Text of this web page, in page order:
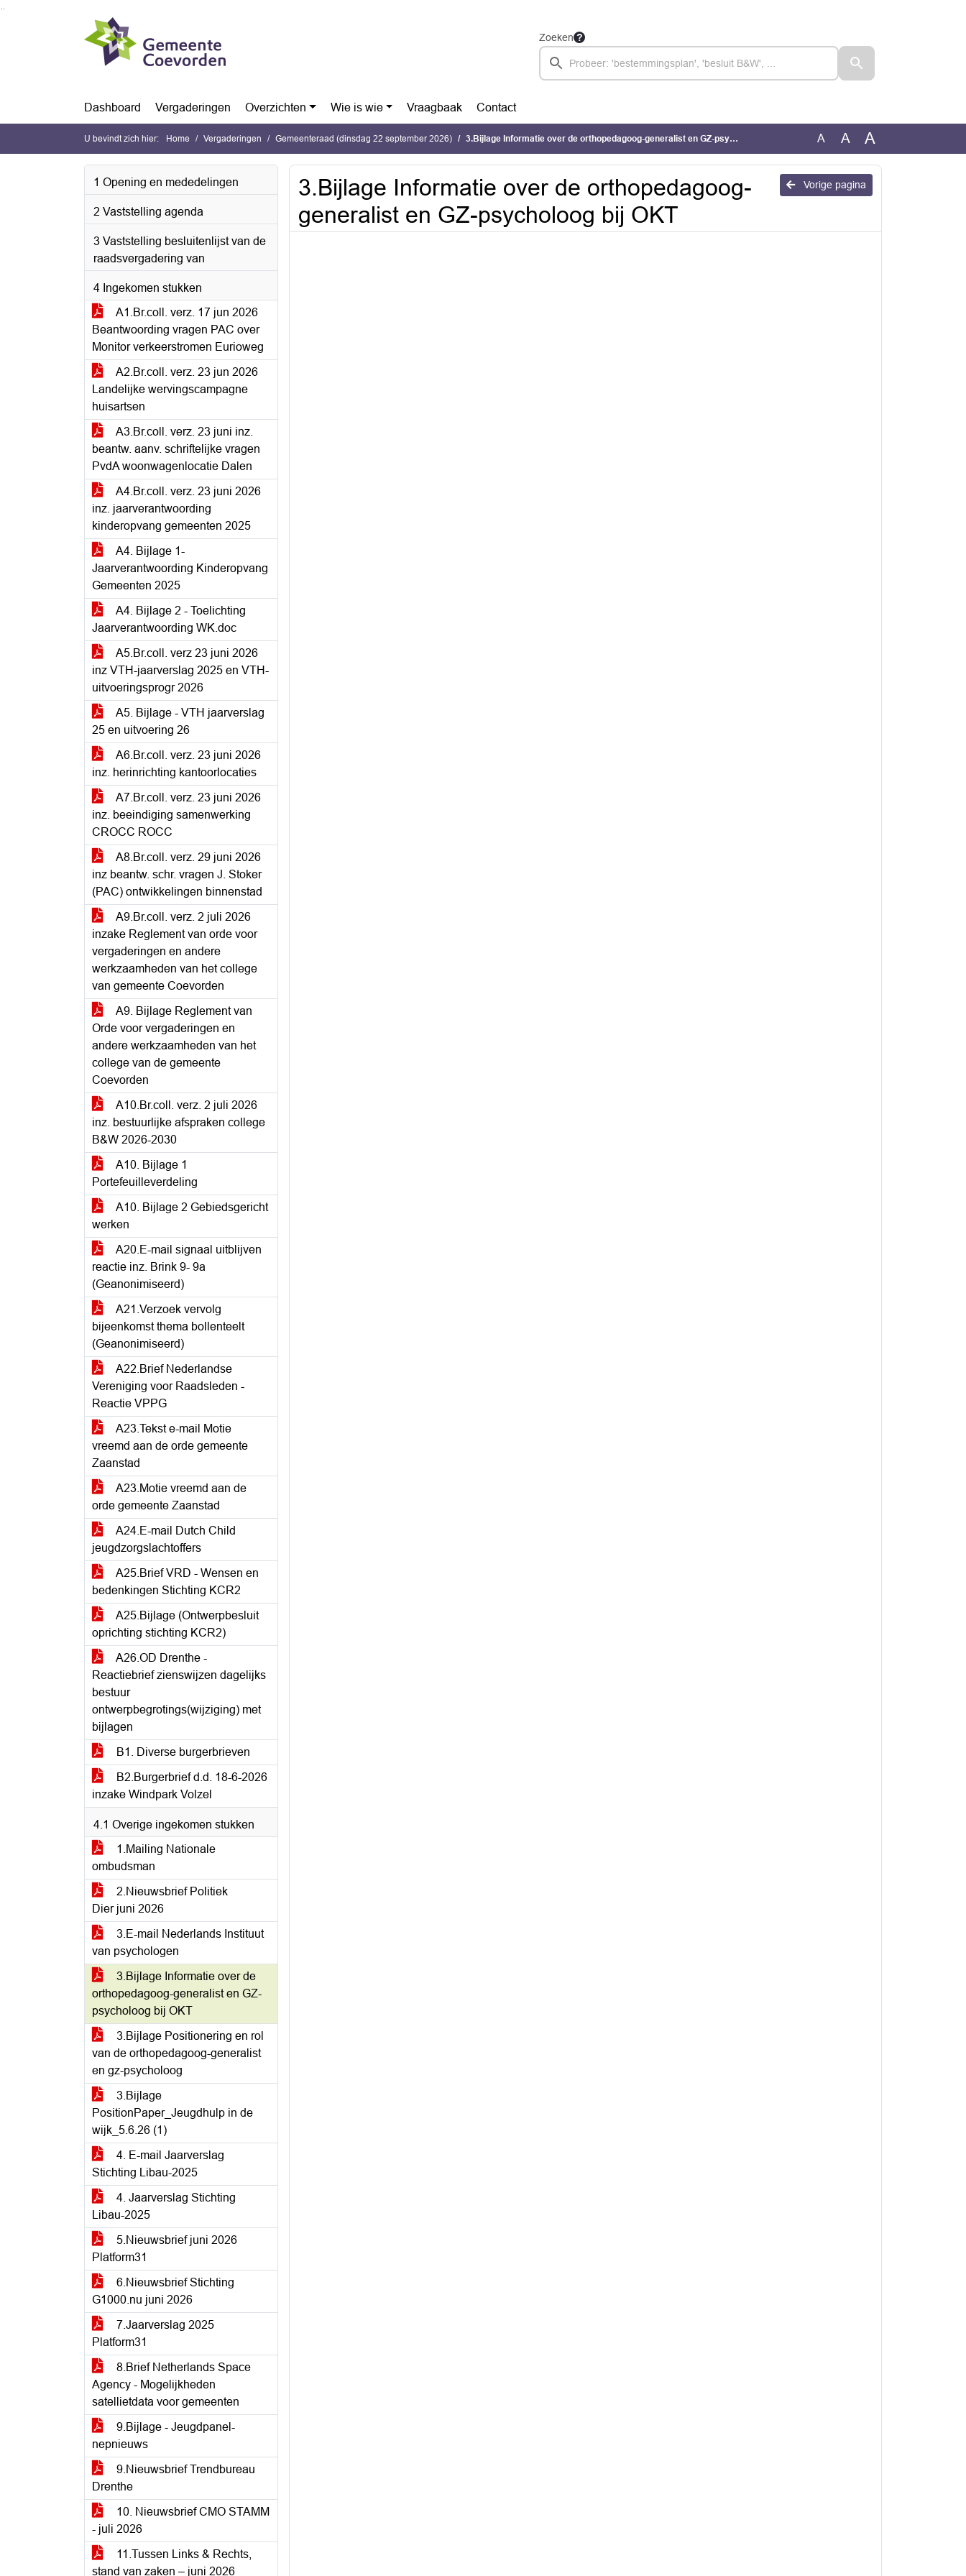
Ga naar de inhoud van deze pagina
Ga naar het zoeken
Ga naar het menu
Zoeken
Dashboard Vergaderingen Overzichten Wie is wie Vraagbaak Contact
U bevindt zich hier: Home Vergaderingen Gemeenteraad (dinsdag 22 september 2026) 3.Bijlage Informatie over de orthopedagoog-generalist en GZ-psycholoog bij OKT A A A
1 Opening en mededelingen
2 Vaststelling agenda
3 Vaststelling besluitenlijst van de
raadsvergadering van
4 Ingekomen stukken
A1.Br.coll. verz. 17 jun 2026
Beantwoording vragen PAC over
Monitor verkeerstromen Eurioweg
A2.Br.coll. verz. 23 jun 2026
Landelijke wervingscampagne
huisartsen
A3.Br.coll. verz. 23 juni inz.
beantw. aanv. schriftelijke vragen
PvdA woonwagenlocatie Dalen
A4.Br.coll. verz. 23 juni 2026
inz. jaarverantwoording
kinderopvang gemeenten 2025
A4. Bijlage 1-
Jaarverantwoording Kinderopvang
Gemeenten 2025
A4. Bijlage 2 - Toelichting
Jaarverantwoording WK.doc
A5.Br.coll. verz 23 juni 2026
inz VTH-jaarverslag 2025 en VTH-
uitvoeringsprogr 2026
A5. Bijlage - VTH jaarverslag
25 en uitvoering 26
A6.Br.coll. verz. 23 juni 2026
inz. herinrichting kantoorlocaties
A7.Br.coll. verz. 23 juni 2026
inz. beeindiging samenwerking
CROCC ROCC
A8.Br.coll. verz. 29 juni 2026
inz beantw. schr. vragen J. Stoker
(PAC) ontwikkelingen binnenstad
A9.Br.coll. verz. 2 juli 2026
inzake Reglement van orde voor
vergaderingen en andere
werkzaamheden van het college
van gemeente Coevorden
A9. Bijlage Reglement van
Orde voor vergaderingen en
andere werkzaamheden van het
college van de gemeente
Coevorden
A10.Br.coll. verz. 2 juli 2026
inz. bestuurlijke afspraken college
B&W 2026-2030
A10. Bijlage 1
Portefeuilleverdeling
A10. Bijlage 2 Gebiedsgericht
werken
A20.E-mail signaal uitblijven
reactie inz. Brink 9- 9a
(Geanonimiseerd)
A21.Verzoek vervolg
bijeenkomst thema bollenteelt
(Geanonimiseerd)
A22.Brief Nederlandse
Vereniging voor Raadsleden -
Reactie VPPG
A23.Tekst e-mail Motie
vreemd aan de orde gemeente
Zaanstad
A23.Motie vreemd aan de
orde gemeente Zaanstad
A24.E-mail Dutch Child
jeugdzorgslachtoffers
A25.Brief VRD - Wensen en
bedenkingen Stichting KCR2
A25.Bijlage (Ontwerpbesluit
oprichting stichting KCR2)
A26.OD Drenthe -
Reactiebrief zienswijzen dagelijks
bestuur
ontwerpbegrotings(wijziging) met
bijlagen
B1. Diverse burgerbrieven
B2.Burgerbrief d.d. 18-6-2026
inzake Windpark Volzel
4.1 Overige ingekomen stukken
1.Mailing Nationale
ombudsman
2.Nieuwsbrief Politiek
Dier juni 2026
3.E-mail Nederlands Instituut
van psychologen
3.Bijlage Informatie over de
orthopedagoog-generalist en GZ-
psycholoog bij OKT
3.Bijlage Positionering en rol
van de orthopedagoog-generalist
en gz-psycholoog
3.Bijlage
PositionPaper_Jeugdhulp in de
wijk_5.6.26 (1)
4. E-mail Jaarverslag
Stichting Libau-2025
4. Jaarverslag Stichting
Libau-2025
5.Nieuwsbrief juni 2026
Platform31
6.Nieuwsbrief Stichting
G1000.nu juni 2026
7.Jaarverslag 2025
Platform31
8.Brief Netherlands Space
Agency - Mogelijkheden
satellietdata voor gemeenten
9.Bijlage - Jeugdpanel-
nepnieuws
9.Nieuwsbrief Trendbureau
Drenthe
10. Nieuwsbrief CMO STAMM
- juli 2026
11.Tussen Links & Rechts,
stand van zaken – juni 2026
Vorige pagina
3.Bijlage Informatie over de orthopedagoog-
generalist en GZ-psycholoog bij OKT